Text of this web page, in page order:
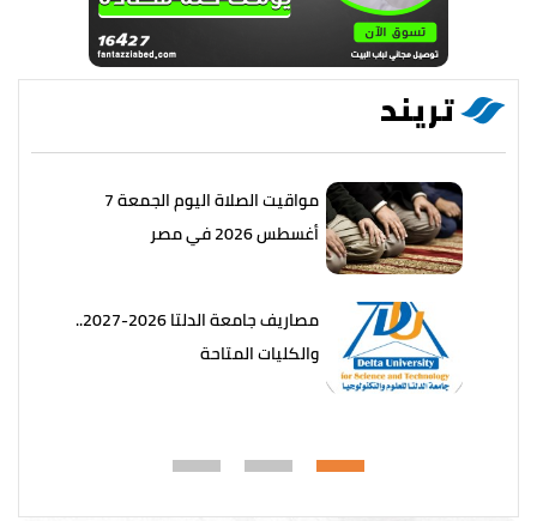
تريند
مواقيت الصلاة اليوم الجمعة 7
أغسطس 2026 في مصر
مصاريف جامعة الدلتا 2026-2027..
والكليات المتاحة